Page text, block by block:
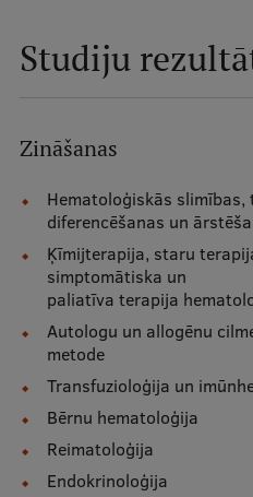
Projekti
Ilgtspējīga attīstība
Studiju un vides
Dati par 2025. gadu
Suvenīri un grāmatas
Mūžizglītība
Studiju
Zināšanas
Hematoloģiskās
diferencēšanas un
Ķīmijterapija, staru
simptomātiska un
paliatīva terapija
Autologu un allogēnu
metode
Transfuzioloģija un
Bērnu hematoloģija
Reimatoloģija
Endokrinoloģija